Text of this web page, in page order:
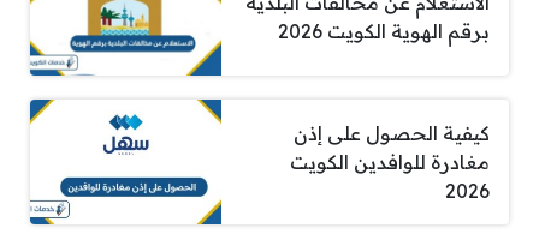
برقم الهوية الكويت 2026
كيفية الحصول على إذن
مغادرة للوافدين الكويت
2026